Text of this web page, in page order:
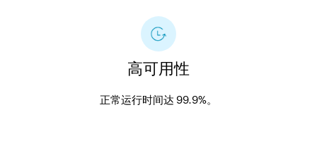
高可用性
正常运行时间达 99.9%。